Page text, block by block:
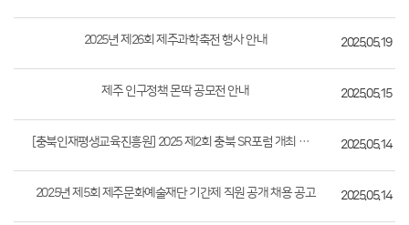
2025년 제26회 제주과학축전 행사 안내 2025.05.19
제주 인구정책 몬딱 공모전 안내 2025.05.15
[충북인재평생교육진흥원] 2025 제2회 충북 SR포럼 개최 안내 2025.05.14
2025년 제5회 제주문화예술재단 기간제 직원 공개 채용 공고 2025.05.14